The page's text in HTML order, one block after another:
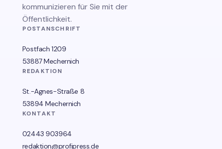
kommunizieren für Sie mit der
Öffentlichkeit.
POSTANSCHRIFT
Postfach 1209
53887 Mechernich
REDAKTION
St.-Agnes-Straße 8
53894 Mechernich
KONTAKT
02443 903964
redaktion@profipress.de